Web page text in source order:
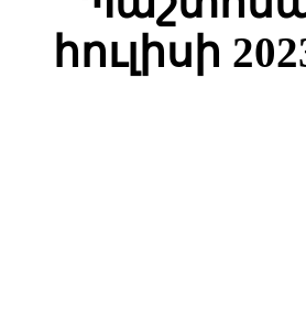
հուլիսի